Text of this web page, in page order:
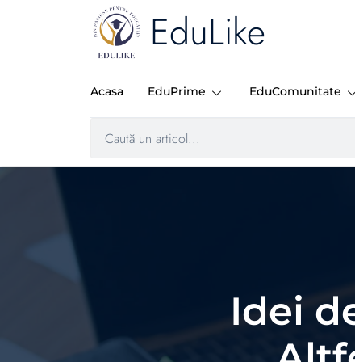
EduLike
Acasa EduPrime EduComunitate
Idei